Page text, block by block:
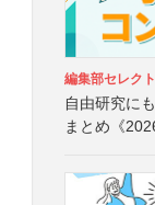
編集部セレクト
自由研究に
まとめ《